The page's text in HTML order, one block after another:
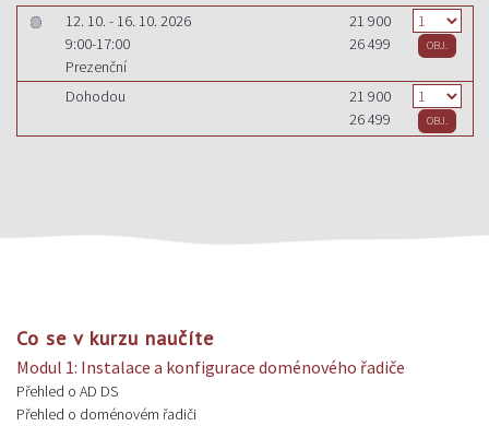
12. 10. - 16. 10. 2026
9:00-17:00
Prezenční
21 900
26 499
Dohodou
21 900
26 499
Co se v kurzu naučíte
Modul 1: Instalace a konfigurace doménového řadiče
Přehled o AD DS
Přehled o doménovém řadiči